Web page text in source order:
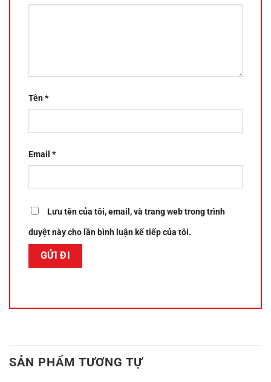
Tên*
Email *
Lưu tên của tôi, email, và trang web trong trình
duyệt này cho lần bình luận kế tiếp của tôi.
SẢN PHẨM TƯƠNG TỰ